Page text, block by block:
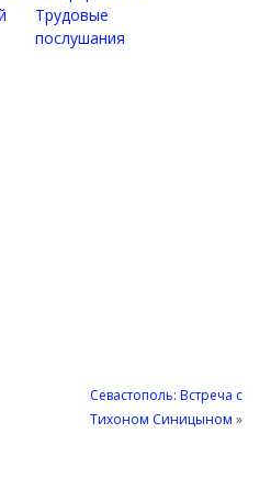
Трудовые
послушания
Севастополь: Встреча с
Тихоном Синицыном »